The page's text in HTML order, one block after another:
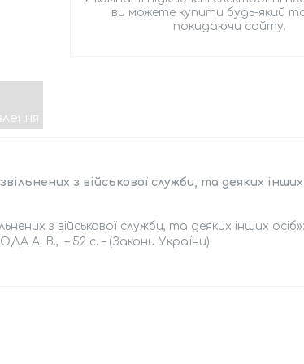
ви можете купити будь-який
покидаючи сайту.
з військової служби, та деяких інших
з військової служби, та деяких інших
А. В., – 52 с. – (Закони України).